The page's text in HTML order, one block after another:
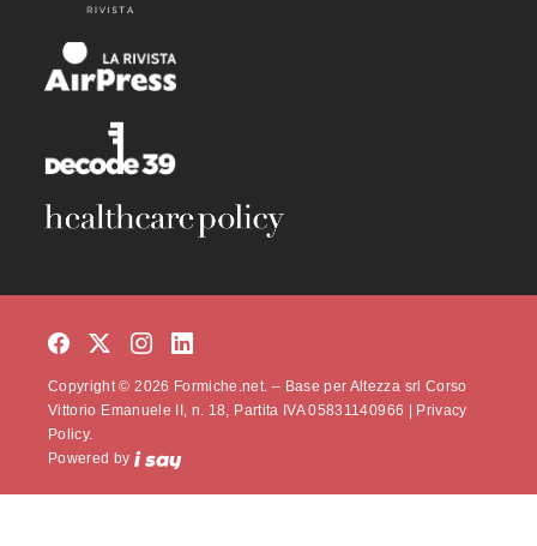
Copyright © 2026 Formiche.net. – Base per Altezza srl Corso
Vittorio Emanuele II, n. 18, Partita IVA 05831140966 |
Privacy
Policy.
Powered by